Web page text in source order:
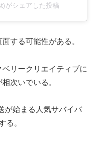
がシェアした投稿
する可能性がある。
リークリエイティブに
次いでいる。
が始まる人気サバイバ
る。